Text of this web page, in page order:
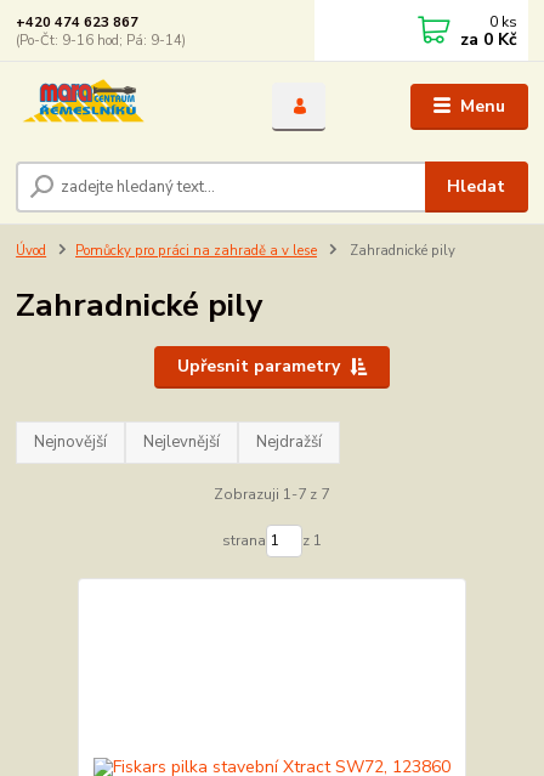
Menu
Hledat
+420 474 623 867
(Po-Čt: 9-16 hod; Pá: 9-14)
0 ks
za 0 Kč
Úvod Pomůcky pro práci na zahradě a v lese Zahradnické pily
Zahradnické pily
Upřesnit parametry
Nejnovější Nejlevnější Nejdražší
Zobrazuji 1-7 z 7
strana z 1